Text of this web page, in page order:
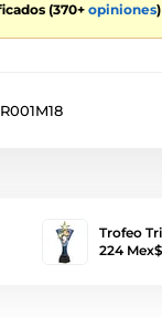
(370+ opiniones)
Trofeo
224 Mex$